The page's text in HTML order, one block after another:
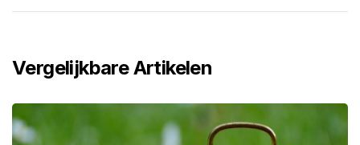
Vergelijkbare Artikelen